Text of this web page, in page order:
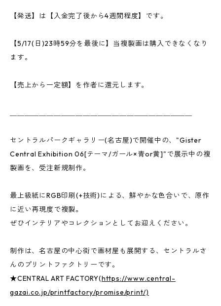
【発送】は【入金完了後から4週間程度】です。
【5/17(日)23時59分を最後に】当複製画は購入できなくなり
ます。
【売上から一定額】を作者に還元します。
セントラルパークギャラリー(名古屋)で開催中の、"Gister
Central Exhibition 06[テーマ/ガール×青or黄]"で展示中の複
製画を、受注新規制作。
最上級紙にRGB印刷(+技術)による、鮮やかな色合いで、原作
に近い再現度で複製。
ぜひインテリアやコレクションとしてお迎えください。
制作は、名古屋の中心街で画材屋も展開する、セントラルさ
んのプリントファクトリーです。
★CENTRAL ART FACTORY(https://www.central-
gazai.co.jp/printfactory/promise/print/)